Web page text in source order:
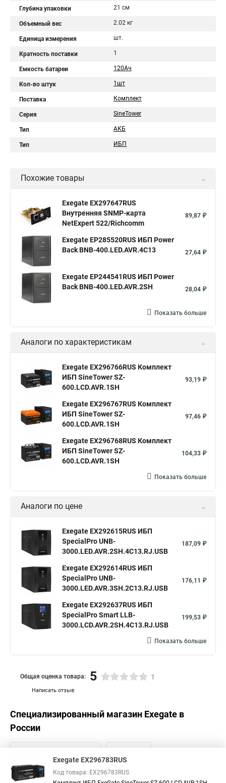
Глубина упаковки 21 см
Объемный вес 2.02 кг
Единица измерения шт.
Кратность поставки 1
Емкость батареи 120Aч
Кол-во штук 1шт
Поставка Комплект
Серия SineTower
Тип АКБ
Тип ИБП
Похожие товары
Exegate EX297647RUS
Внутренняя SNMP-карта
NetExpert 522/Richcomm
89,87 ₽
Exegate EP285520RUS ИБП Power
Back BNB-400.LED.AVR.4C13
27,64 ₽
Exegate EP244541RUS ИБП Power
Back BNB-400.LED.AVR.2SH
28,04 ₽
Показать больше
Аналоги по характеристикам
Exegate EX296766RUS Комплект
ИБП SineTower SZ-
600.LCD.AVR.1SH
93,19 ₽
Exegate EX296767RUS Комплект
ИБП SineTower SZ-
600.LCD.AVR.1SH
97,46 ₽
Exegate EX296768RUS Комплект
ИБП SineTower SZ-
600.LCD.AVR.1SH
104,33 ₽
Показать больше
Аналоги по цене
Exegate EX292615RUS ИБП
SpecialPro UNB-
3000.LED.AVR.2SH.4C13.RJ.USB
187,09 ₽
Exegate EX292614RUS ИБП
SpecialPro UNB-
3000.LED.AVR.3SH.2C13.RJ.USB
176,11 ₽
Exegate EX292637RUS ИБП
SpecialPro Smart LLB-
3000.LCD.AVR.2SH.4C13.RJ.USB
199,53 ₽
Показать больше
Написать отзыв
Общая оценка товара: 5 1
Специализированный магазин Exegate в
России
Exegate EX296783RUS
Код товара: EX296783RUS